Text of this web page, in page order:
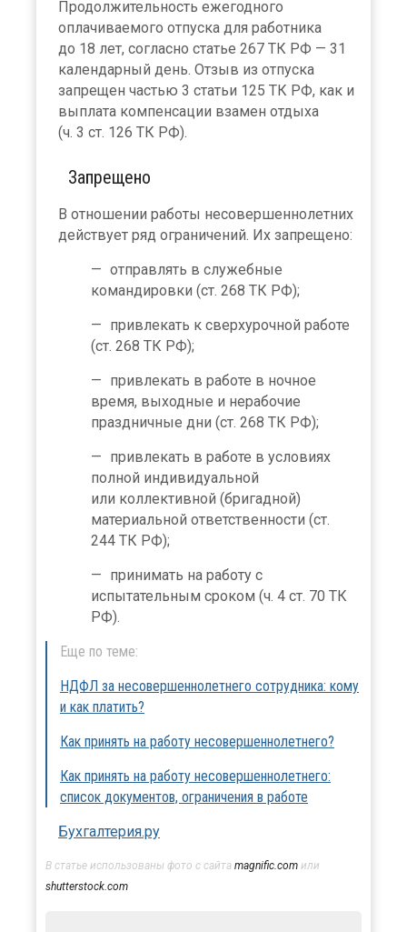
Продолжительность ежегодного
оплачиваемого отпуска для работника
до 18 лет, согласно статье 267 ТК РФ — 31
календарный день. Отзыв из отпуска
запрещен частью 3 статьи 125 ТК РФ, как и
выплата компенсации взамен отдыха
(ч. 3 ст. 126 ТК РФ).
Запрещено
В отношении работы несовершеннолетних
действует ряд ограничений. Их запрещено:
отправлять в служебные
командировки (ст. 268 ТК РФ);
привлекать к сверхурочной работе
(ст. 268 ТК РФ);
привлекать в работе в ночное
время, выходные и нерабочие
праздничные дни (ст. 268 ТК РФ);
привлекать в работе в условиях
полной индивидуальной
или коллективной (бригадной)
материальной ответственности (ст.
244 ТК РФ);
принимать на работу с
испытательным сроком (ч. 4 ст. 70 ТК
РФ).
Еще по теме:
НДФЛ за несовершеннолетнего сотрудника: кому
и как платить?
Как принять на работу несовершеннолетнего?
Как принять на работу несовершеннолетнего:
список документов, ограничения в работе
Бухгалтерия.ру
В статье использованы фото с сайта magnific.com или
shutterstock.com